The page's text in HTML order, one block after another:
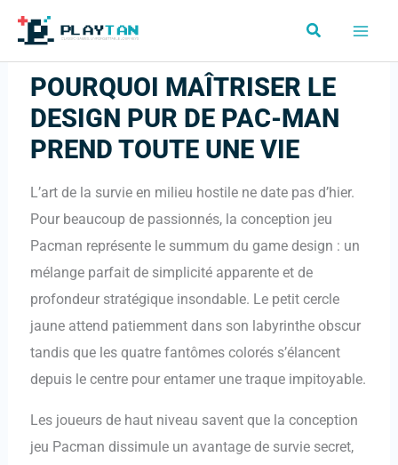
Aller
contenu
Rechercher
POURQUOI MAÎTRISER LE
DESIGN PUR DE PAC-MAN
PREND TOUTE UNE VIE
L’art de la survie en milieu hostile ne date pas d’hier.
Pour beaucoup de passionnés, la conception jeu
Pacman représente le summum du game design : un
mélange parfait de simplicité apparente et de
profondeur stratégique insondable. Le petit cercle
jaune attend patiemment dans son labyrinthe obscur
tandis que les quatre fantômes colorés s’élancent
depuis le centre pour entamer une traque impitoyable.
Les joueurs de haut niveau savent que la conception
jeu Pacman dissimule un avantage de survie secret,